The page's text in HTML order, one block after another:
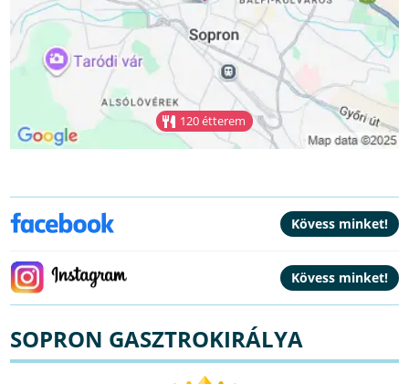
120 étterem
SOPRON GASZTROKIRÁLYA